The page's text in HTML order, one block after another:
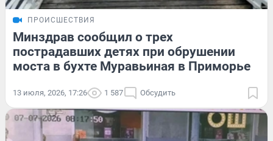
ПРОИСШЕСТВИЯ
Минздрав сообщил о трех
пострадавших детях при обрушении
моста в бухте Муравьиная в Приморье
13 июля, 2026, 17:26 1 587 Обсудить